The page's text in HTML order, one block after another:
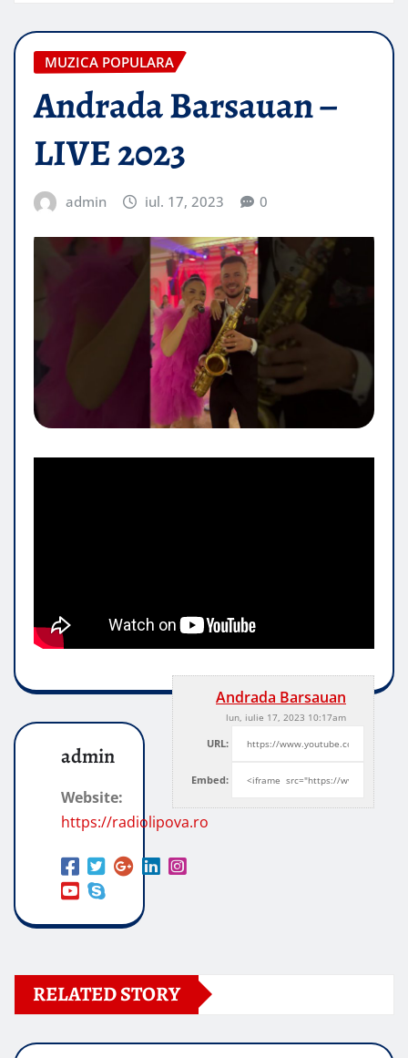
MUZICA POPULARA
Andrada Barsauan –
LIVE 2023
admin iul. 17, 2023 0
Andrada Barsauan
lun, iulie 17, 2023 10:17am
URL:
Embed:
admin
Website:
https://radiolipova.ro
RELATED STORY